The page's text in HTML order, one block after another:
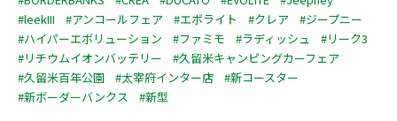
#leekIII
#アンコールフェア #エボライト #クレア
#ジープニー
#ハイパーエボリューション
#ファミモ #ラディッシュ
#リーク3
#リチウムイオンバッテリー
#久留米キャンピングカーフェア
#久留米百年公園
#太宰府インター店
#新コースター
#新ボーダーバンクス
#新型